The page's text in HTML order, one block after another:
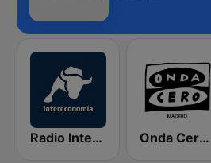
Radio Intereconomía Onda Cero Madrid